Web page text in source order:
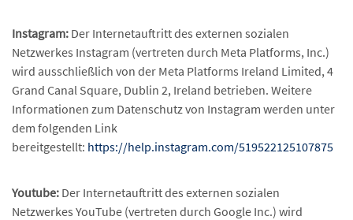
Instagram: Der Internetauftritt des externen sozialen
Netzwerkes Instagram (vertreten durch Meta Platforms, Inc.)
wird ausschließlich von der Meta Platforms Ireland Limited, 4
Grand Canal Square, Dublin 2, Ireland betrieben. Weitere
Informationen zum Datenschutz von Instagram werden unter
dem folgenden Link
bereitgestellt: https://help.instagram.com/519522125107875
Youtube: Der Internetauftritt des externen sozialen
Netzwerkes YouTube (vertreten durch Google Inc.) wird